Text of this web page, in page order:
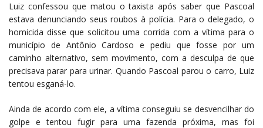
Luiz confessou que matou o taxista após saber que Pascoal
estava denunciando seus roubos à polícia. Para o delegado, o
homicida disse que solicitou uma corrida com a vítima para o
município de Antônio Cardoso e pediu que fosse por um
caminho alternativo, sem movimento, com a desculpa de que
precisava parar para urinar. Quando Pascoal parou o carro, Luiz
tentou esganá-lo.
Ainda de acordo com ele, a vítima conseguiu se desvencilhar do
golpe e tentou fugir para uma fazenda próxima, mas foi